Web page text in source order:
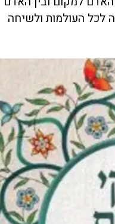
לכל העולמות ולשיחה